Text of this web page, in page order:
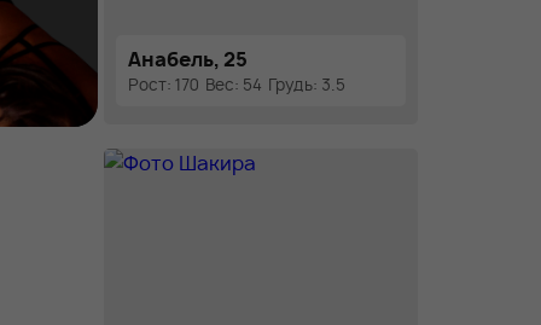
Анабель, 25
Рост: 170 Вес: 54 Грудь: 3.5